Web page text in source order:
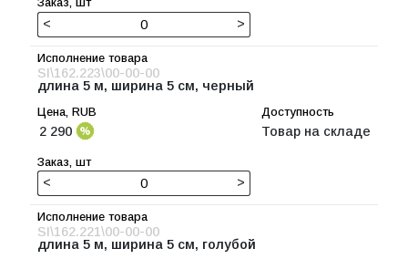
< >
SI\162.223\00-00-00
длина 5 м, ширина 5 см, черный
2 290 Товар на складе
< >
SI\162.221\00-00-00
длина 5 м, ширина 5 см, голубой